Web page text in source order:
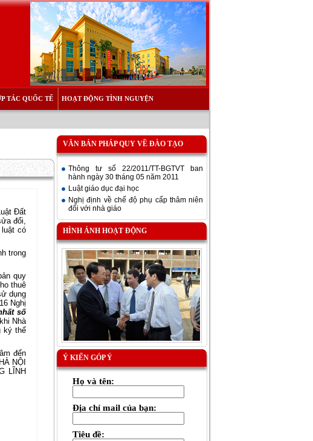
TÁC QUỐC TẾ HOẠT ĐỘNG TÌNH NGUYỆN
Đất
đổi,
luật có
trong
quy
thuê
dụng
Nghị
số
Nhà
ký thế
đến
NỘI
LĨNH
VĂN BẢN PHÁP QUY VỀ ĐÀO TẠO
Thông tư số 22/2011/TT-BGTVT ban
hành ngày 30 tháng 05 năm 2011
Luật giáo dục đại học
Nghị định về chế độ phụ cấp thâm niên
đối với nhà giáo
HÌNH ẢNH HOẠT ĐỘNG
Ý KIẾN GÓP Ý
Họ và tên:
Địa chỉ mail của bạn:
Tiêu đề: